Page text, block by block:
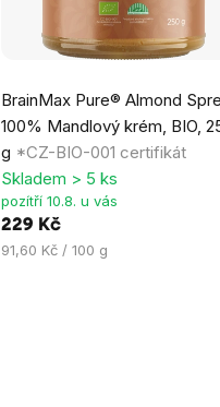
BrainMax Pure® Almond
100% Mandlový krém, BIO,
g *CZ-BIO-001 certifikát
hodnocení
produktu
je
4,6
z
Skladem > 5 ks
pozítří 10.8. u vás
229 Kč
Měrná
91,60 Kč / 100 g